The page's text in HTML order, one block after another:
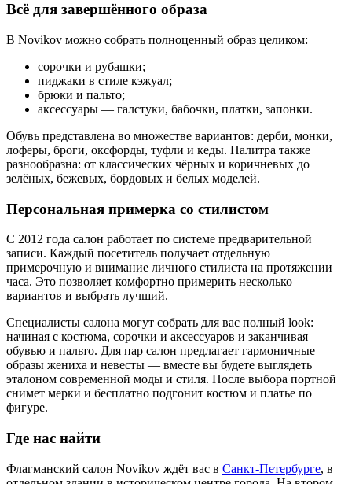
Всё для завершённого образа
В Novikov можно собрать полноценный образ целиком:
сорочки и рубашки;
пиджаки в стиле кэжуал;
брюки и пальто;
аксессуары — галстуки, бабочки, платки, запонки.
Обувь представлена во множестве вариантов: дерби, монки,
лоферы, броги, оксфорды, туфли и кеды. Палитра также
разнообразна: от классических чёрных и коричневых до
зелёных, бежевых, бордовых и белых моделей.
Персональная примерка со стилистом
С 2012 года салон работает по системе предварительной
записи. Каждый посетитель получает отдельную
примерочную и внимание личного стилиста на протяжении
часа. Это позволяет комфортно примерить несколько
вариантов и выбрать лучший.
Специалисты салона могут собрать для вас полный look:
начиная с костюма, сорочки и аксессуаров и заканчивая
обувью и пальто. Для пар салон предлагает гармоничные
образы жениха и невесты — вместе вы будете выглядеть
эталоном современной моды и стиля. После выбора портной
снимет мерки и бесплатно подгонит костюм и платье по
фигуре.
Где нас найти
Флагманский салон Novikov ждёт вас в Санкт-Петербурге, в